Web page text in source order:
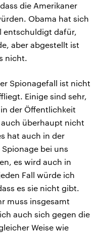
die Amerikaner
Obama hat sich
entschuldigt dafür,
aber abgestellt ist
nicht.
Spionagefall ist nicht
Einige sind sehr,
der Öffentlichkeit
überhaupt nicht
hat auch in der
bei uns
es wird auch in
Fall würde ich
es sie nicht gibt.
muss insgesamt
auch sich gegen die
Weise wie